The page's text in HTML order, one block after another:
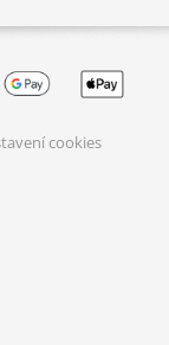
cookies